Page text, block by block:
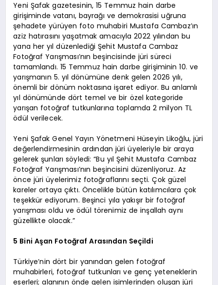
Yeni Şafak gazetesinin, 15 Temmuz hain darbe
girişiminde vatanı, bayrağı ve demokrasisi uğruna
şehadete yürüyen foto muhabiri Mustafa Cambaz’ın
aziz hatırasını yaşatmak amacıyla 2022 yılından bu
yana her yıl düzenlediği Şehit Mustafa Cambaz
Fotoğraf Yarışması’nın beşincisinde jüri süreci
tamamlandı. 15 Temmuz hain darbe girişiminin 10. ve
yarışmanın 5. yıl dönümüne denk gelen 2026 yılı,
önemli bir dönüm noktasına işaret ediyor. Bu anlamlı
yıl dönümünde dört temel ve bir özel kategoride
yarışan fotoğraf tutkunlarına toplamda 2 milyon TL
ödül verilecek.
Yeni Şafak Genel Yayın Yönetmeni Hüseyin Likoğlu, jüri
değerlendirmesinin ardından jüri üyeleriyle bir araya
gelerek şunları söyledi: “Bu yıl Şehit Mustafa Cambaz
Fotoğraf Yarışması’nın beşincisini düzenliyoruz. Az
önce jüri üyelerimiz fotoğraflarını seçti. Çok güzel
kareler ortaya çıktı. Öncelikle bütün katılımcılara çok
teşekkür ediyorum. Beşinci yıla yakışır bir fotoğraf
yarışması oldu ve ödül törenimiz de inşallah aynı
güzellikte olacak.”
5 Bini Aşan Fotoğraf Arasından Seçildi
Türkiye’nin dört bir yanından gelen fotoğraf
muhabirleri, fotoğraf tutkunları ve genç yeteneklerin
eserleri; alanının önde gelen isimlerinden oluşan jüri